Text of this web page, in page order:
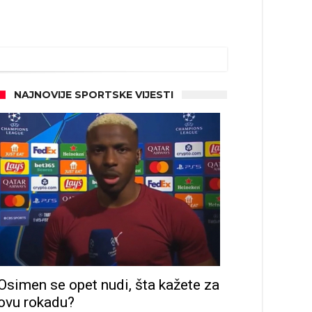
NAJNOVIJE SPORTSKE VIJESTI
se opet nudi, šta kažete za
rokadu?